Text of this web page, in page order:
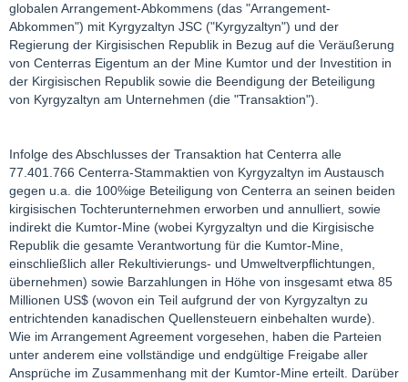
globalen Arrangement-Abkommens (das "Arrangement-
Abkommen") mit Kyrgyzaltyn JSC ("Kyrgyzaltyn") und der
Regierung der Kirgisischen Republik in Bezug auf die Veräußerung
von Centerras Eigentum an der Mine Kumtor und der Investition in
der Kirgisischen Republik sowie die Beendigung der Beteiligung
von Kyrgyzaltyn am Unternehmen (die "Transaktion").
Infolge des Abschlusses der Transaktion hat Centerra alle
77.401.766 Centerra-Stammaktien von Kyrgyzaltyn im Austausch
gegen u.a. die 100%ige Beteiligung von Centerra an seinen beiden
kirgisischen Tochterunternehmen erworben und annulliert, sowie
indirekt die Kumtor-Mine (wobei Kyrgyzaltyn und die Kirgisische
Republik die gesamte Verantwortung für die Kumtor-Mine,
einschließlich aller Rekultivierungs- und Umweltverpflichtungen,
übernehmen) sowie Barzahlungen in Höhe von insgesamt etwa 85
Millionen US$ (wovon ein Teil aufgrund der von Kyrgyzaltyn zu
entrichtenden kanadischen Quellensteuern einbehalten wurde).
Wie im Arrangement Agreement vorgesehen, haben die Parteien
unter anderem eine vollständige und endgültige Freigabe aller
Ansprüche im Zusammenhang mit der Kumtor-Mine erteilt. Darüber